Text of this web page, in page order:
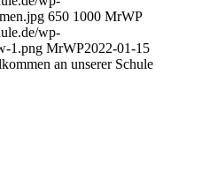
650 1000 MrWP
wp-
1.png MrWP2022-01-15
an unserer Schule